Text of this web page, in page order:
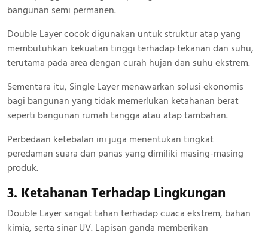
bangunan semi permanen.
Double Layer cocok digunakan untuk struktur atap yang
membutuhkan kekuatan tinggi terhadap tekanan dan suhu,
terutama pada area dengan curah hujan dan suhu ekstrem.
Sementara itu, Single Layer menawarkan solusi ekonomis
bagi bangunan yang tidak memerlukan ketahanan berat
seperti bangunan rumah tangga atau atap tambahan.
Perbedaan ketebalan ini juga menentukan tingkat
peredaman suara dan panas yang dimiliki masing-masing
produk.
3. Ketahanan Terhadap Lingkungan
Double Layer sangat tahan terhadap cuaca ekstrem, bahan
kimia, serta sinar UV. Lapisan ganda memberikan